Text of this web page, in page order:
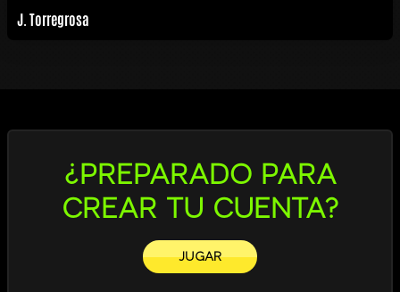
J. Torregrosa
¿PREPARADO PARA
CREAR TU CUENTA?
JUGAR